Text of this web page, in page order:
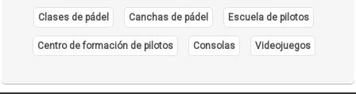
Ropa para Damas
Cámara Hiperbárica
Clases de pádel Canchas de pádel Escuela de pilotos
Centro de formación de pilotos Consolas Videojuegos